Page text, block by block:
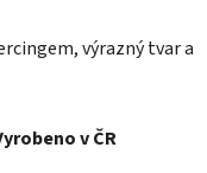
výrazný tvar a
v ČR